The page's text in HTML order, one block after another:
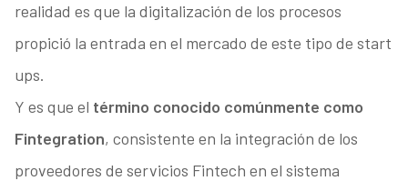
realidad es que la digitalización de los procesos
propició la entrada en el mercado de este tipo de start
ups.
Y es que el término conocido comúnmente como
Fintegration, consistente en la integración de los
proveedores de servicios Fintech en el sistema